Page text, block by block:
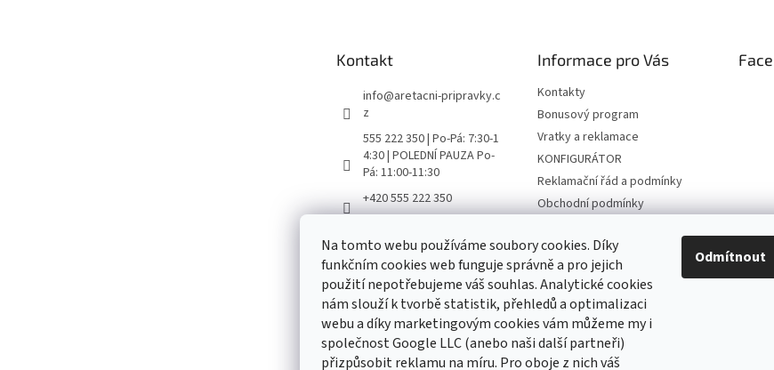
Na tomto webu používáme soubory cookies. Díky
funkčním cookies web funguje správně a pro jejich
použití nepotřebujeme váš souhlas. Analytické cookies
nám slouží k tvorbě statistik, přehledů a optimalizaci
webu a díky marketingovým cookies vám můžeme my i
společnost Google LLC (anebo naši další partneři)
přizpůsobit reklamu na míru. Pro oboje z nich váš
Odmítnout
Kontakt
info@aretacni-pripravky.c
z
555 222 350 | Po-Pá: 7:30-1
4:30 | POLEDNÍ PAUZA Po-
Pá: 11:00-11:30
+420 555 222 350
aretacni_pripravky
Informace pro Vás
Kontakty
Bonusový program
Vratky a reklamace
KONFIGURÁTOR
Reklamační řád a podmínky
Obchodní podmínky
údajů
Hodnocení obchodu
Odebírat newsletter
Vložte svůj e-mail a my vám budeme zasílat informace o nových